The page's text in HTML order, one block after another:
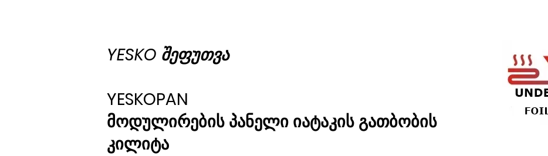
YESKO შეფუთვა
YESKOPAN
მოდულირების პანელი იატაკის გათბობის
კილიტა